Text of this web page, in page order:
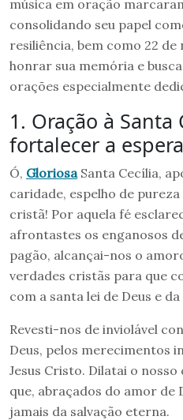
música em oração
consolidando seu papel
resiliência, bem como 22 de
honrar sua memória e
orações especialmente
1. Oração à Santa
fortalecer a
Ó, GloriosaSanta Cecília,
caridade, espelho de
cristã! Por aquela fé
afrontastes os enganosos
pagão, alcançai-nos o
verdades cristãs para que
com a santa lei de Deus e
Revesti-nos de inviolável
Deus, pelos merecimentos
Jesus Cristo. Dilatai o
que, abraçados do amor de
jamais da salvação eterna.